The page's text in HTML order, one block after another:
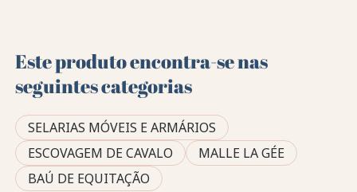
Este produto encontra-se nas
seguintes categorias
SELARIAS MÓVEIS E ARMÁRIOS
ESCOVAGEM DE CAVALO
MALLE LA GÉE
BAÚ DE EQUITAÇÃO